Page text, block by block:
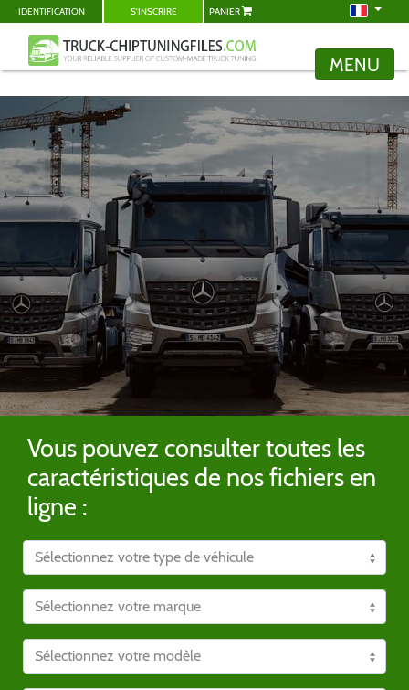
IDENTIFICATION S'INSCRIRE PANIER
MENU
Vous pouvez consulter toutes les
caractéristiques de nos fichiers en
ligne :